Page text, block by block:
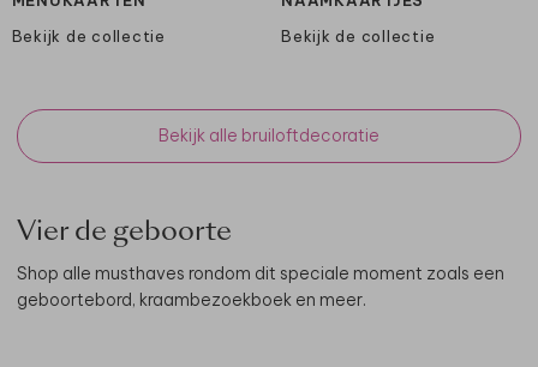
Bekijk de collectie
Bekijk de collectie
Bekijk alle bruiloftdecoratie
Vier de geboorte
Shop alle musthaves rondom dit speciale moment zoals een
geboortebord, kraambezoekboek en meer.